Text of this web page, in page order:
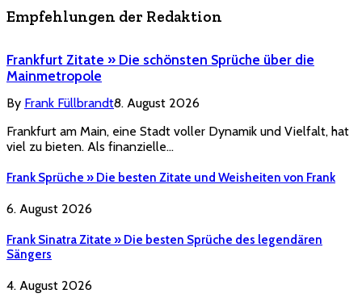
Empfehlungen der Redaktion
Frankfurt Zitate » Die schönsten Sprüche über die
Mainmetropole
By Frank Füllbrandt8. August 2026
Frankfurt am Main, eine Stadt voller Dynamik und Vielfalt, hat
viel zu bieten. Als finanzielle…
Frank Sprüche » Die besten Zitate und Weisheiten von Frank
6. August 2026
Frank Sinatra Zitate » Die besten Sprüche des legendären
Sängers
4. August 2026